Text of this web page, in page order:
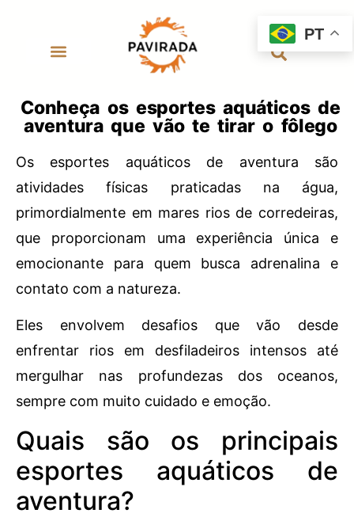
Conheça os esportes aquáticos de
aventura que vão te tirar o fôlego
Os esportes aquáticos de aventura são
atividades físicas praticadas na água,
primordialmente em mares rios de corredeiras,
que proporcionam uma experiência única e
emocionante para quem busca adrenalina e
contato com a natureza.
Eles envolvem desafios que vão desde
enfrentar rios em desfiladeiros intensos até
mergulhar nas profundezas dos oceanos,
sempre com muito cuidado e emoção.
Quais são os principais
esportes aquáticos de
aventura?
PT